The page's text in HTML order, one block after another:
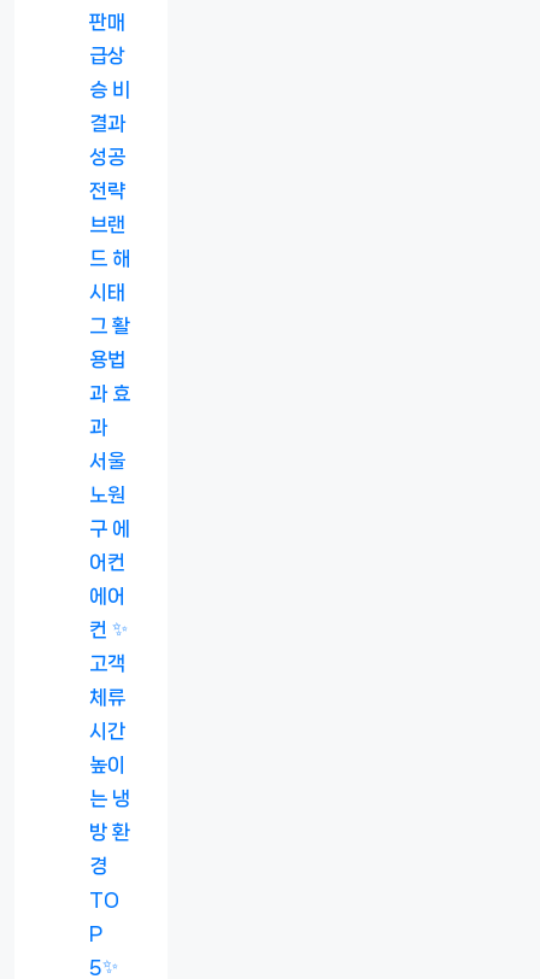
판매
급상
승 비
결과
성공
전략
브랜
드 해
시태
그 활
용법
과 효
과
서울
노원
구 에
어컨
에어
컨 ✨
고객
체류
시간
높이
는 냉
방 환
경
TO
P
5✨